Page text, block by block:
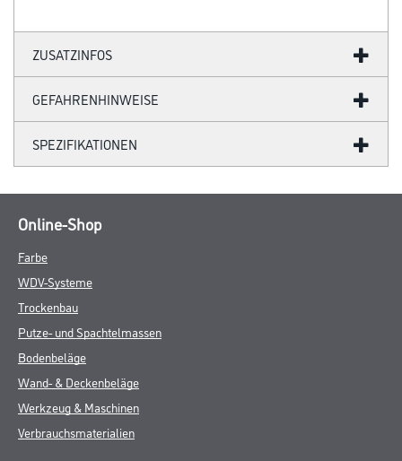
ZUSATZINFOS
GEFAHRENHINWEISE
SPEZIFIKATIONEN
Online-Shop
Farbe
WDV-Systeme
Trockenbau
Putze- und Spachtelmassen
Bodenbeläge
Wand- & Deckenbeläge
Werkzeug & Maschinen
Verbrauchsmaterialien